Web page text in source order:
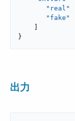
"real"
"fake"
}
出力